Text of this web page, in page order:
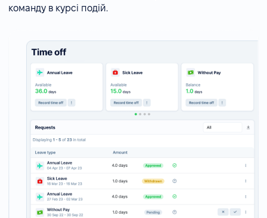
команду в курсі подій.